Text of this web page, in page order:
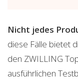
Nicht jedes
diese Fälle bietet
den ZWILLING
ausführlichen